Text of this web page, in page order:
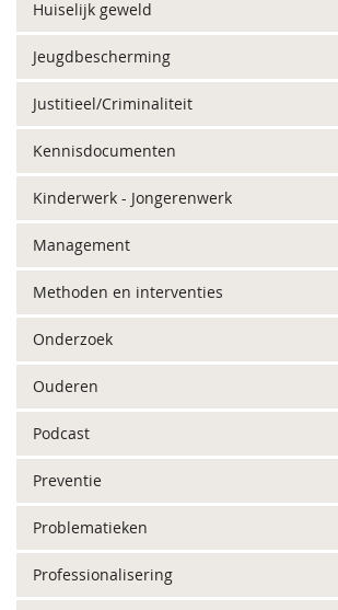
Huiselijk geweld
Jeugdbescherming
Justitieel/Criminaliteit
Kennisdocumenten
Kinderwerk - Jongerenwerk
Management
Methoden en interventies
Onderzoek
Ouderen
Podcast
Preventie
Problematieken
Professionalisering